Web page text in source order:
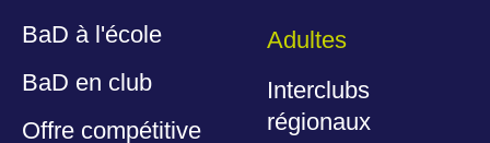
BaD à l'école
BaD en club
Offre compétitive
Adultes
Interclubs
régionaux